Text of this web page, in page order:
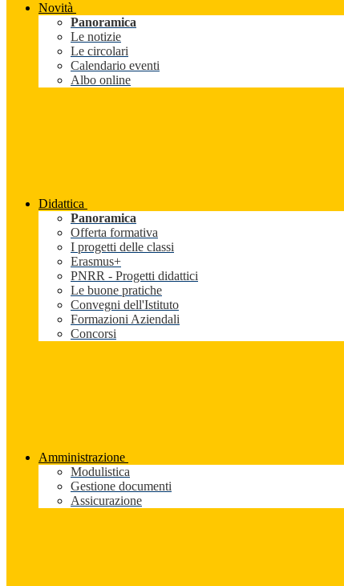
Novità
Panoramica
Le notizie
Le circolari
Calendario eventi
Albo online
Didattica
Panoramica
Offerta formativa
I progetti delle classi
Erasmus+
PNRR - Progetti didattici
Le buone pratiche
Convegni dell'Istituto
Formazioni Aziendali
Concorsi
Amministrazione
Modulistica
Gestione documenti
Assicurazione